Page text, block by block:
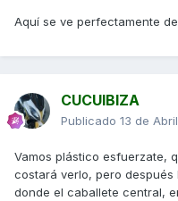
Aquí se ve perfectamente
CUCUIBIZA
Publicado 13 de
Vamos plástico esfuerzate,
costará verlo, pero
donde el caballete central,